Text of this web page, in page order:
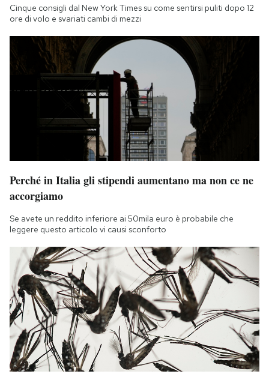
Cinque consigli dal New York Times su come sentirsi puliti dopo 12
ore di volo e svariati cambi di mezzi
Perché in Italia gli stipendi aumentano ma non ce ne
accorgiamo
Se avete un reddito inferiore ai 50mila euro è probabile che
leggere questo articolo vi causi sconforto